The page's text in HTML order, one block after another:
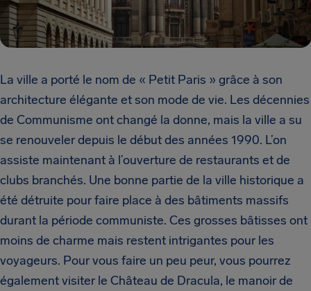
La ville a porté le nom de « Petit Paris » grâce à son
architecture élégante et son mode de vie. Les décennies
de Communisme ont changé la donne, mais la ville a su
se renouveler depuis le début des années 1990. L’on
assiste maintenant à l’ouverture de restaurants et de
clubs branchés. Une bonne partie de la ville historique a
été détruite pour faire place à des bâtiments massifs
durant la période communiste. Ces grosses bâtisses ont
moins de charme mais restent intrigantes pour les
voyageurs. Pour vous faire un peu peur, vous pourrez
également visiter le Château de Dracula, le manoir de